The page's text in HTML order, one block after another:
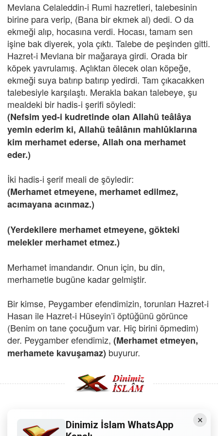
Mevlana Celaleddin-i Rumi hazretleri, talebesinin
birine para verip, (Bana bir ekmek al) dedi. O da
ekmeği alıp, hocasına verdi. Hocası, tamam sen
işine bak diyerek, yola çıktı. Talebe de peşinden gitti.
Hazret-i Mevlana bir mağaraya girdi. Orada bir
köpek yavrulamış. Açlıktan ölecek olan köpeğe,
ekmeği suya batırıp batırıp yedirdi. Tam çıkacakken
talebesiyle karşılaştı. Merakla bakan talebeye, şu
mealdeki bir hadis-i şerifi söyledi:
(Nefsim yed-i kudretinde olan Allahü teâlâya
yemin ederim ki, Allahü teâlânın mahlûklarına
kim merhamet ederse, Allah ona merhamet
eder.)
İki hadis-i şerif meali de şöyledir:
(Merhamet etmeyene, merhamet edilmez,
acımayana acınmaz.)
(Yerdekilere merhamet etmeyene, gökteki
melekler merhamet etmez.)
Merhamet imandandır. Onun için, bu din,
merhametle bugüne kadar gelmiştir.
Bir kimse, Peygamber efendimizin, torunları Hazret-i
Hasan ile Hazret-i Hüseyin’i öptüğünü görünce
(Benim on tane çocuğum var. Hiç birini öpmedim)
der. Peygamber efendimiz, (Merhamet etmeyen,
merhamete kavuşamaz) buyurur.
Copyright © 2008 - Dinimiz İslam. Her Hakkı Saklıdır.×
Dinimiz İslam WhatsApp